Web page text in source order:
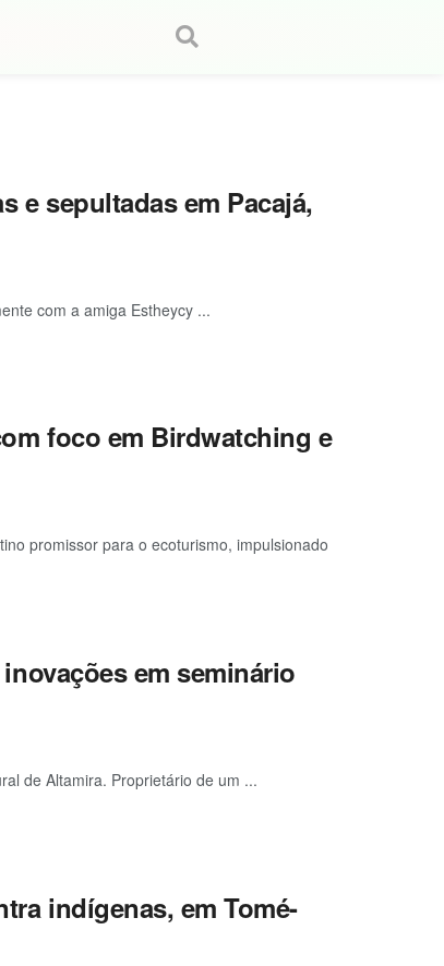
e sepultadas em Pacajá,
com a amiga Estheycy ...
foco em Birdwatching e
promissor para o ecoturismo, impulsionado
em seminário
de Altamira. Proprietário de um ...
indígenas, em Tomé-